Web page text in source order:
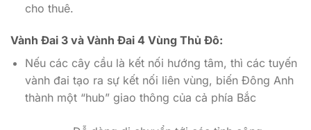
cho thuê.
Vành Đai 3 và Vành Đai 4 Vùng Thủ Đô:
Nếu các cây cầu là kết nối hướng tâm, thì các tuyến
vành đai tạo ra sự kết nối liên vùng, biến Đông Anh
thành một “hub” giao thông của cả phía Bắc